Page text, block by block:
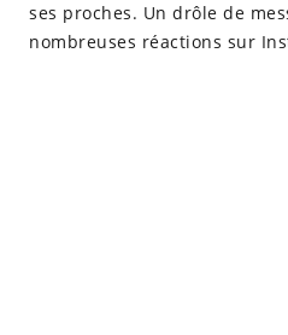
ses proches. Un drôle de
nombreuses réactions sur